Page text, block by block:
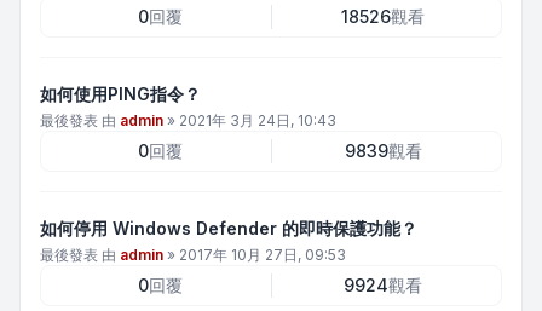
0回覆 18526觀看
如何使用PING指令？
最後發表 由 admin » 2021年 3月 24日, 10:43
0回覆 9839觀看
如何停用 Windows Defender 的即時保護功能？
最後發表 由 admin » 2017年 10月 27日, 09:53
0回覆 9924觀看